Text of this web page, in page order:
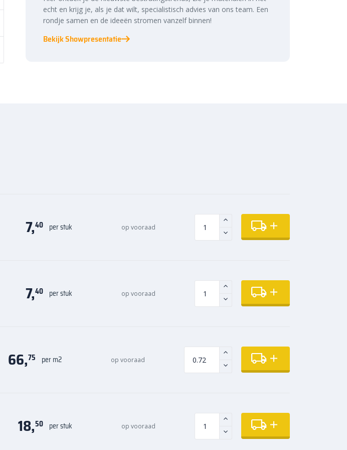
echt en krijg je, als je dat wilt, specialistisch advies van ons team. Een
rondje samen en de ideeën stromen vanzelf binnen!
Bekijk Showpresentatie
7,40 per stuk op vooraad
7,40 per stuk op vooraad
66,75 per m2 op vooraad
18,50 per stuk op vooraad